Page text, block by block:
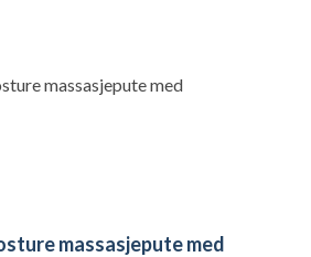
massasjepute med